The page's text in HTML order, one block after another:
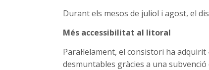
Durant els mesos de juliol i agost, el
Més accessibilitat al litoral
Paral·lelament, el consistori ha
desmuntables gràcies a una